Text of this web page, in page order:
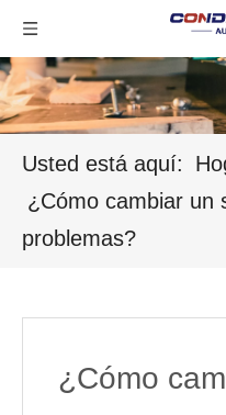
Usted está aquí:
¿Cómo cambiar un
problemas?
¿Cómo